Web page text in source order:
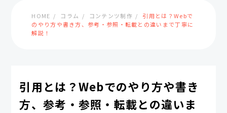
HOME コラム コンテンツ制作
引用とは？Webで
のやり方や書き方、参考・参照・転載との違いまで丁寧に
解説！
引用とは？Webでのやり方や書き
方、参考・参照・転載との違いま